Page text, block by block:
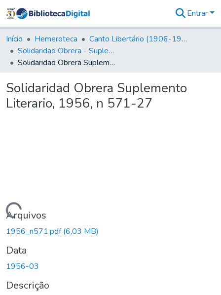
&
Coleções
Tudo na
Biblioteca
Estatísticas
Entrar
Início Hemeroteca
Canto Libertário (1906-1995)
Solidaridad Obrera - Suplemento Literario
Solidaridad Obrera Suplemento Literario, 1956, n 571-27
Solidaridad Obrera Suplemento
Literario, 1956, n 571-27
Arquivos
1956_n571.pdf(6,03 MB)
Data
1956-03
Descrição